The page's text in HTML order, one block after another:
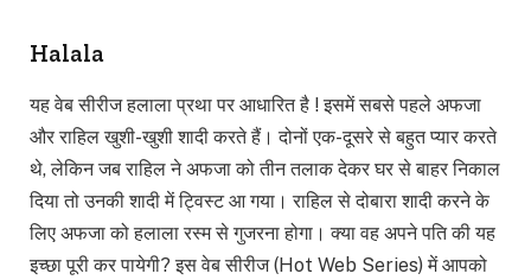
Halala
यह वेब सीरीज हलाला प्रथा पर आधारित है ! इसमें सबसे पहले अफजा
और राहिल खुशी-खुशी शादी करते हैं। दोनों एक-दूसरे से बहुत प्यार करते
थे, लेकिन जब राहिल ने अफजा को तीन तलाक देकर घर से बाहर निकाल
दिया तो उनकी शादी में ट्विस्ट आ गया। राहिल से दोबारा शादी करने के
लिए अफजा को हलाला रस्म से गुजरना होगा। क्या वह अपने पति की यह
इच्छा पूरी कर पायेगी? इस वेब सीरीज (Hot Web Series) में आपको